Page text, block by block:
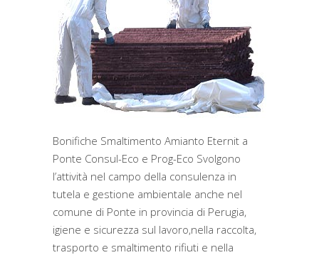
Bonifiche Smaltimento Amianto Eternit a
Ponte Consul-Eco e Prog-Eco Svolgono
l’attività nel campo della consulenza in
tutela e gestione ambientale anche nel
comune di Ponte in provincia di Perugia,
igiene e sicurezza sul lavoro,nella raccolta,
trasporto e smaltimento rifiuti e nella